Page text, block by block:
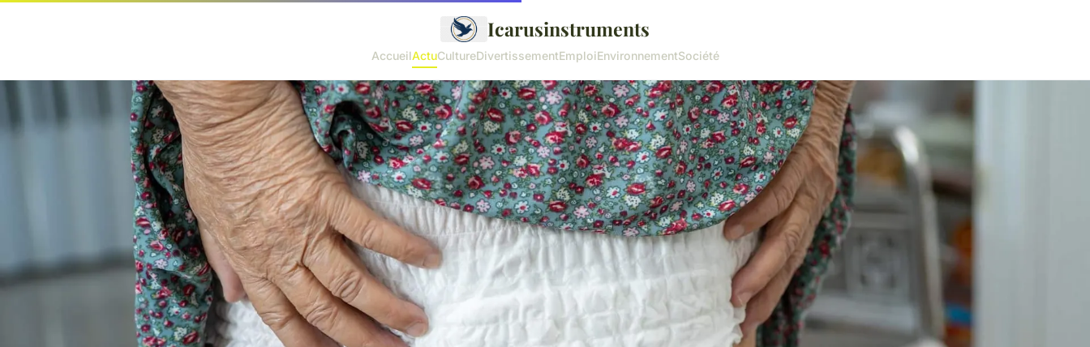
Icarusinstruments
AccueilActuCultureDivertissementEmploiEnvironnementSociété